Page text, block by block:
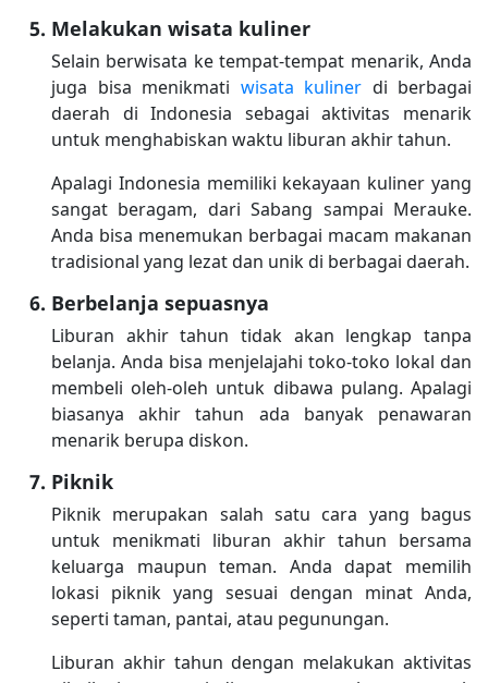
Melakukan wisata kuliner
Selain berwisata ke tempat-tempat menarik, Anda
juga bisa menikmati wisata kuliner di berbagai
daerah di Indonesia sebagai aktivitas menarik
untuk menghabiskan waktu liburan akhir tahun.
Apalagi Indonesia memiliki kekayaan kuliner yang
sangat beragam, dari Sabang sampai Merauke.
Anda bisa menemukan berbagai macam makanan
tradisional yang lezat dan unik di berbagai daerah.
Berbelanja sepuasnya
Liburan akhir tahun tidak akan lengkap tanpa
belanja. Anda bisa menjelajahi toko-toko lokal dan
membeli oleh-oleh untuk dibawa pulang. Apalagi
biasanya akhir tahun ada banyak penawaran
menarik berupa diskon.
Piknik
Piknik merupakan salah satu cara yang bagus
untuk menikmati liburan akhir tahun bersama
keluarga maupun teman. Anda dapat memilih
lokasi piknik yang sesuai dengan minat Anda,
seperti taman, pantai, atau pegunungan.
Liburan akhir tahun dengan melakukan aktivitas